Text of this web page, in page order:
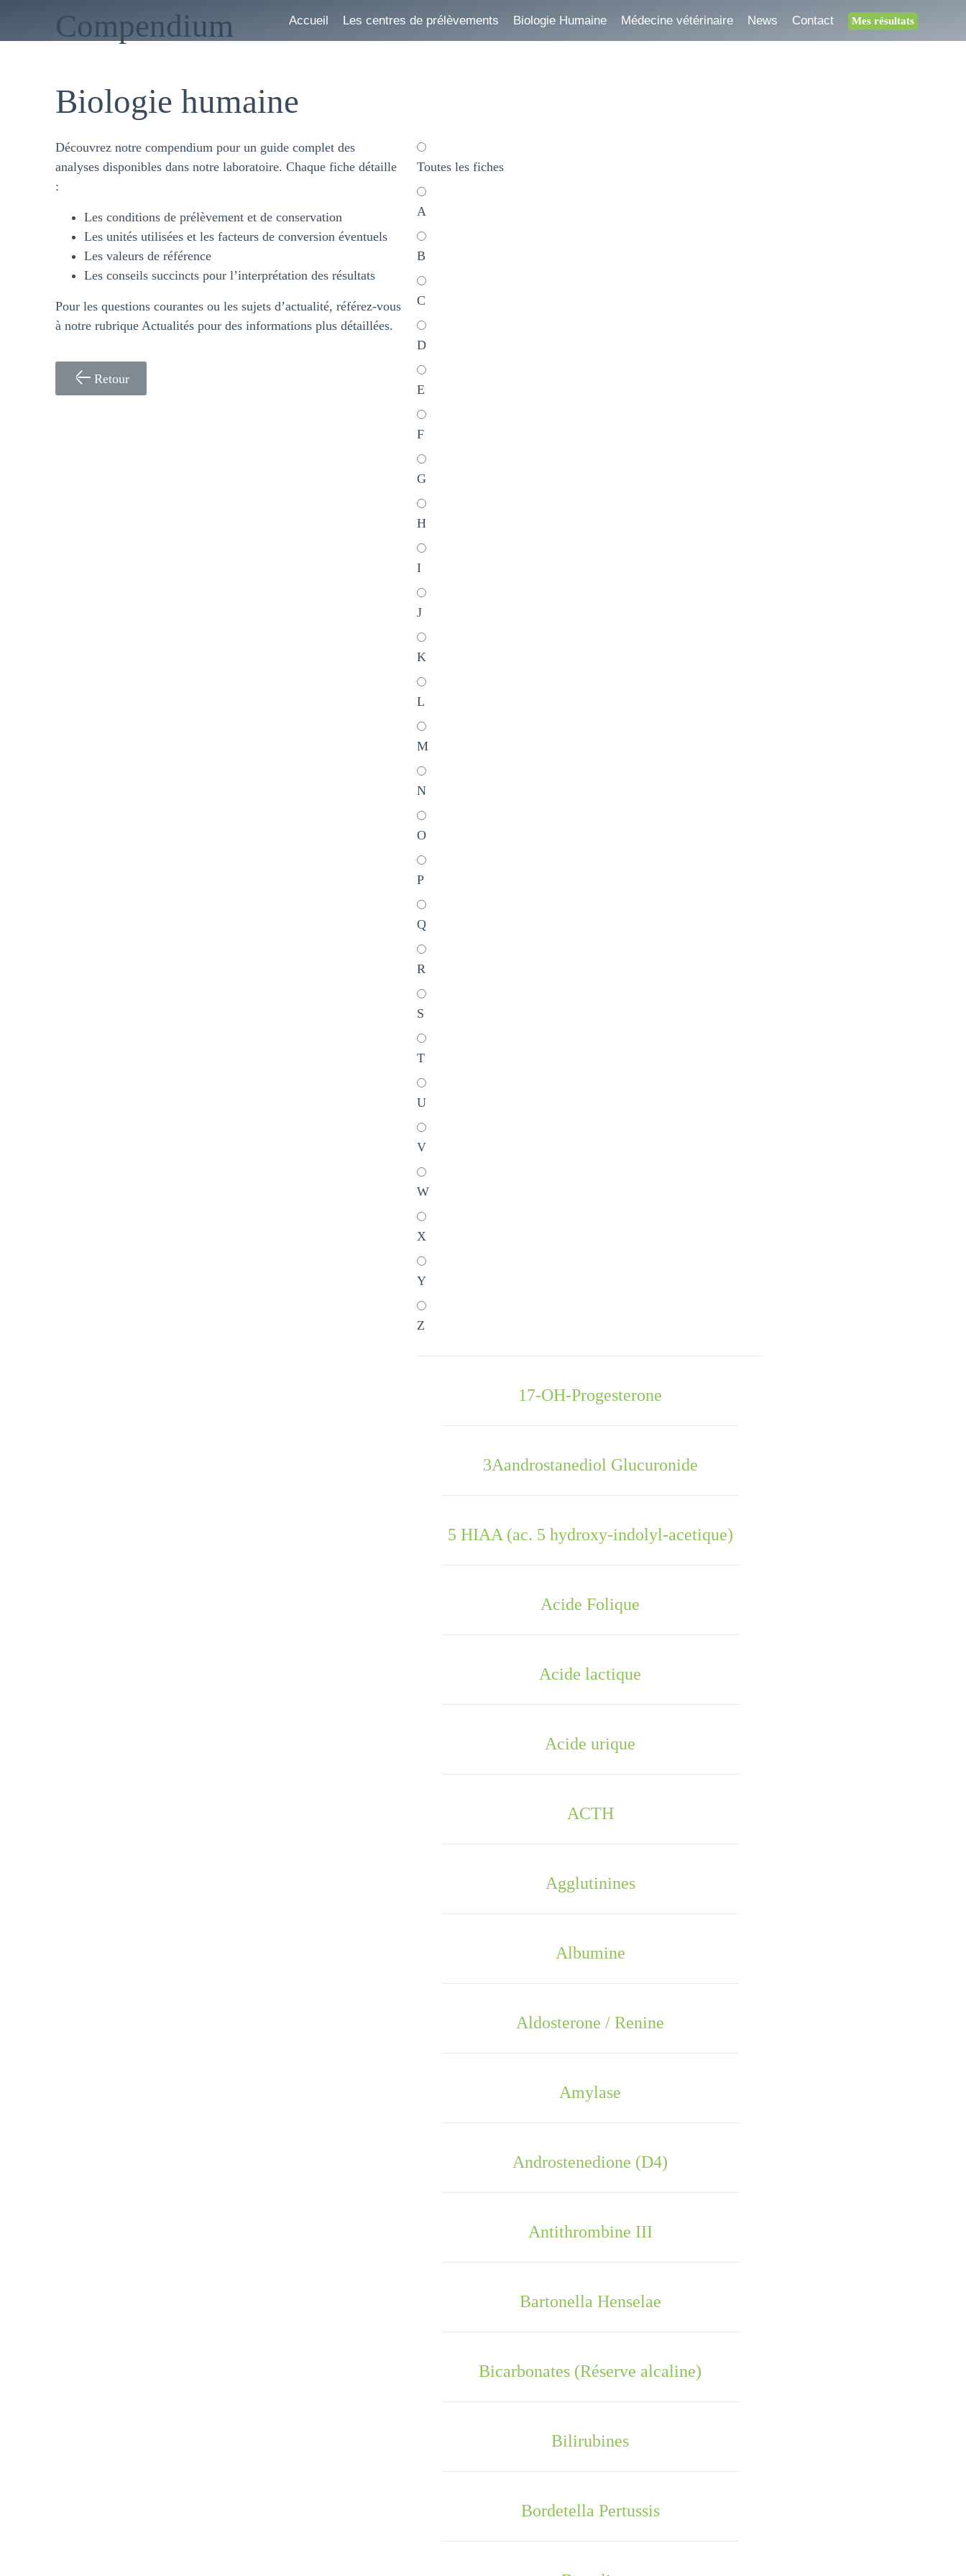
Accueil Les centres de prélèvements Biologie Humaine Médecine vétérinaire News Contact Mes résultats
Compendium
Biologie humaine
Découvrez notre compendium pour un guide complet des
analyses disponibles dans notre laboratoire. Chaque fiche détaille
:
Les conditions de prélèvement et de conservation
Les unités utilisées et les facteurs de conversion éventuels
Les valeurs de référence
Les conseils succincts pour l’interprétation des résultats
Pour les questions courantes ou les sujets d’actualité, référez-vous
à notre rubrique Actualités pour des informations plus détaillées.
Retour
Toutes les fiches
A
B
C
D
E
F
G
H
I
J
K
L
M
N
O
P
Q
R
S
T
U
V
W
X
Y
Z
17-OH-Progesterone
3Aandrostanediol Glucuronide
5 HIAA (ac. 5 hydroxy-indolyl-acetique)
Acide Folique
Acide lactique
Acide urique
ACTH
Agglutinines
Albumine
Aldosterone / Renine
Amylase
Androstenedione (D4)
Antithrombine III
Bartonella Henselae
Bicarbonates (Réserve alcaline)
Bilirubines
Bordetella Pertussis